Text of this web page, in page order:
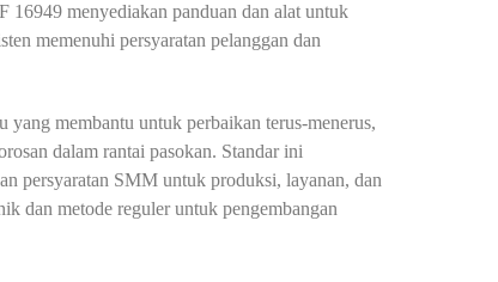
16949 menyediakan panduan dan alat untuk
memenuhi persyaratan pelanggan dan
membantu untuk perbaikan terus-menerus,
dalam rantai pasokan. Standar ini
persyaratan SMM untuk produksi, layanan, dan
dan metode reguler untuk pengembangan